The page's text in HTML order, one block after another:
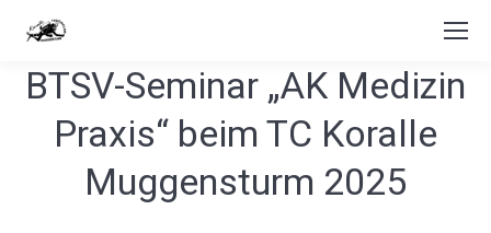
BTSV-Seminar „AK Medizin
Praxis“ beim TC Koralle
Muggensturm 2025